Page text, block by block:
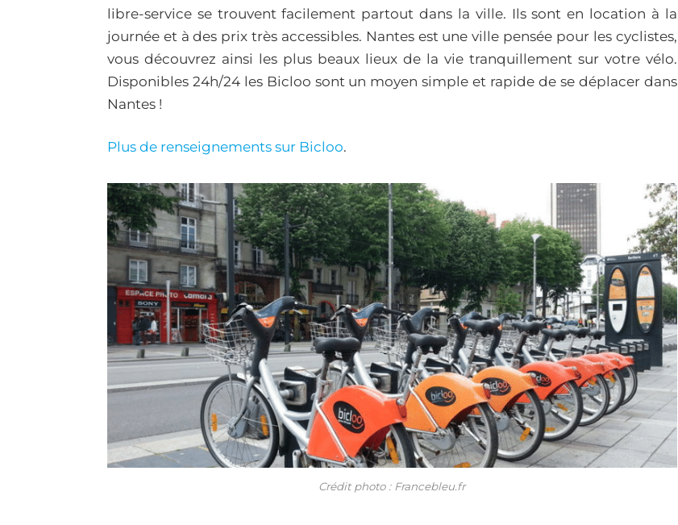
libre-service se trouvent facilement partout dans la ville. Ils sont en location à la
journée et à des prix très accessibles. Nantes est une ville pensée pour les cyclistes,
vous découvrez ainsi les plus beaux lieux de la vie tranquillement sur votre vélo.
Disponibles 24h/24 les Bicloo sont un moyen simple et rapide de se déplacer dans
Nantes !
Plus de renseignements sur Bicloo.
Crédit photo : Francebleu.fr